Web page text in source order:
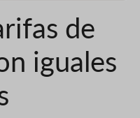
de
iguales